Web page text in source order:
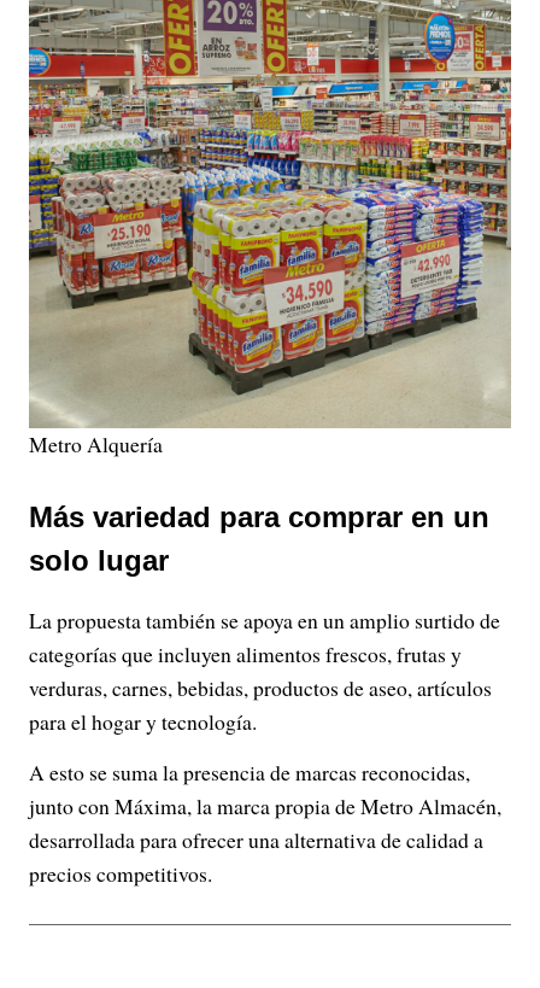
Metro Alquería
Más variedad para comprar en un
solo lugar
La propuesta también se apoya en un amplio surtido de
categorías que incluyen alimentos frescos, frutas y
verduras, carnes, bebidas, productos de aseo, artículos
para el hogar y tecnología.
A esto se suma la presencia de marcas reconocidas,
junto con Máxima, la marca propia de Metro Almacén,
desarrollada para ofrecer una alternativa de calidad a
precios competitivos.